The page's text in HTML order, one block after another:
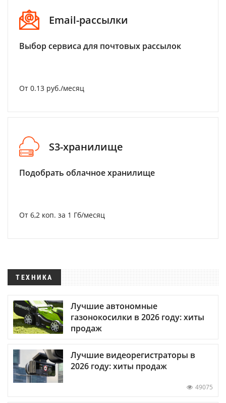
Email-рассылки
Выбор сервиса для почтовых рассылок
От 0.13 руб./месяц
S3-хранилище
Подобрать облачное хранилище
От 6,2 коп. за 1 Гб/месяц
ТЕХНИКА
Лучшие автономные
газонокосилки в 2026 году: хиты
продаж
Лучшие видеорегистраторы в
2026 году: хиты продаж
49075